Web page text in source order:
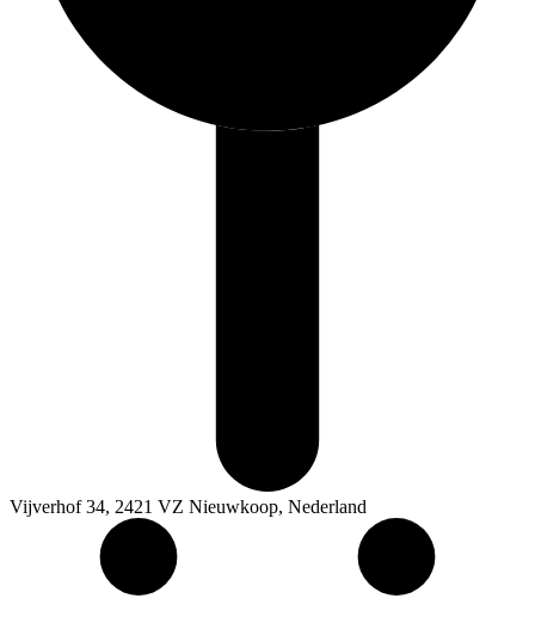
Vijverhof 34, 2421 VZ Nieuwkoop, Nederland